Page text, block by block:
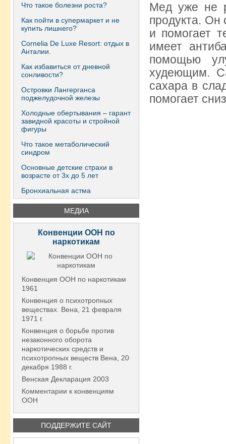
Что такое болезни роста?
Как пойти в супермаркет и не
купить лишнего?
Сornelia De Luxe Resort: отдых в
Анталии.
Как избавиться от дневной
сонливости?
Островки Лангерганса
поджелудочной железы
Холодные обертывания – гарант
завидной красоты и стройной
фигуры
Что такое метаболический
синдром
Основные детские страхи в
возрасте от 3х до 5 лет
Бронхиальная астма
МЕДИА
Конвенции ООН по
наркотикам
Конвенция ООН по наркотикам
1961
Конвенция о психотропных
веществах. Вена, 21 февраля
1971 г.
Конвенция о борьбе против
незаконного оборота
наркотических средств и
психотропных веществ Вена, 20
декабря 1988 г.
Венская Декларация 2003
Комментарии к конвенциям
ООН
ПОДДЕРЖИТЕ САЙТ
Мед уже не
продукта. Он
и помогает
имеет
помощью
худеющим.
сахара в
помогает